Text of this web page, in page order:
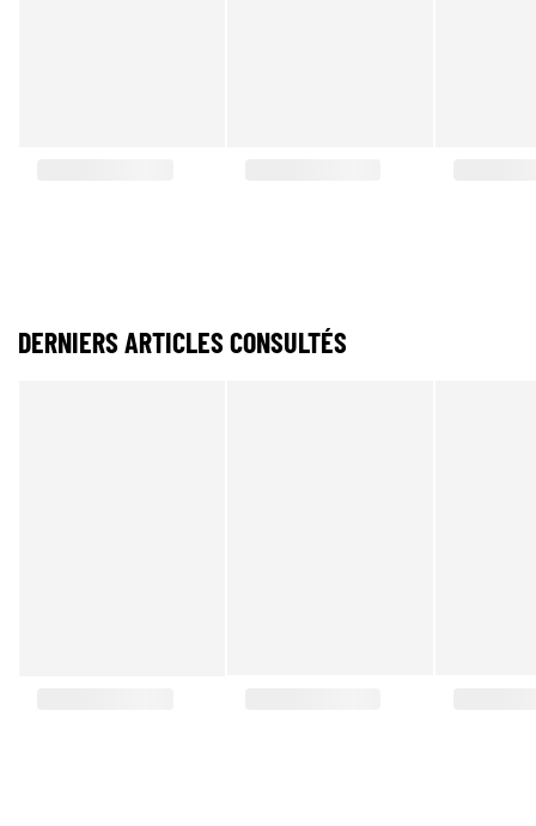
DERNIERS ARTICLES CONSULTÉS